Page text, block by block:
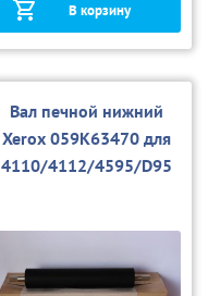
В корзину
Вал печной нижний
Xerox 059K63470 для
4110/4112/4595/D95